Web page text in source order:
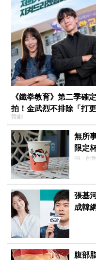
《鐵拳教育》第二季確
拍！金武烈不排除「打更
韓劇
無所
限定
PR・台
張基
成韓
腹部